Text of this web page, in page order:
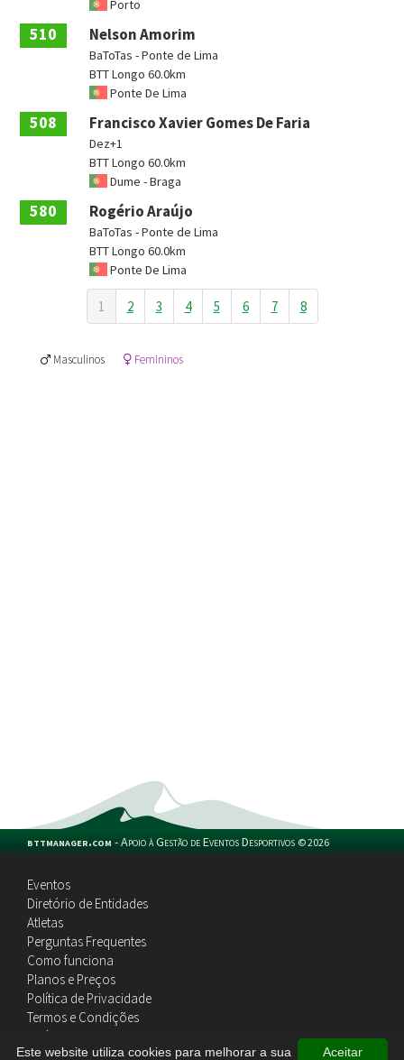
Porto
510 Nelson Amorim
BaToTas - Ponte de Lima
BTT Longo 60.0km
Ponte De Lima
508 Francisco Xavier Gomes De Faria
Dez+1
BTT Longo 60.0km
Dume - Braga
580 Rogério Araújo
BaToTas - Ponte de Lima
BTT Longo 60.0km
Ponte De Lima
1 2 3 4 5 6 7 8
Masculinos Femininos
bttmanager.com -Apoio à Gestão de Eventos Desportivos ©2026
Eventos
Diretório de Entidades
Atletas
Perguntas Frequentes
Como funciona
Planos e Preços
Política de Privacidade
Termos e Condições
Política de Cookies
Contactos
Aceitar
Este website utiliza cookies para melhorar a sua